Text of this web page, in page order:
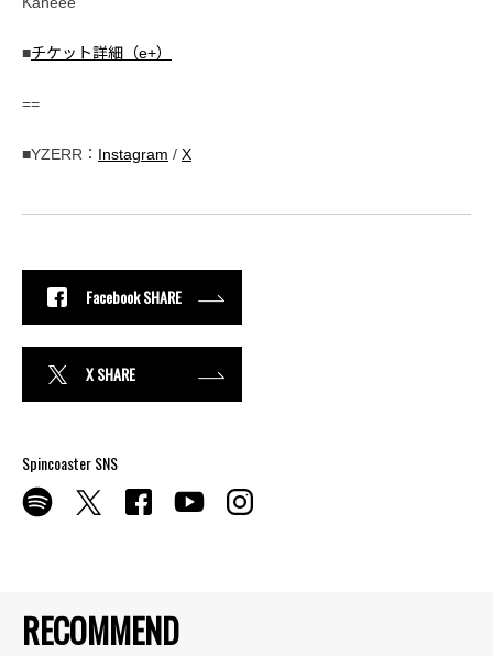
RECOMMEND
■チケット詳細（e+）
==
■YZERR： Instagram / X
Facebook SHARE
X SHARE
Spincoaster SNS